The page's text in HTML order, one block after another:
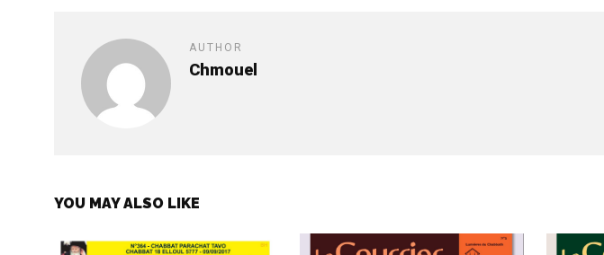
AUTHOR
Chmouel
YOU MAY ALSO LIKE